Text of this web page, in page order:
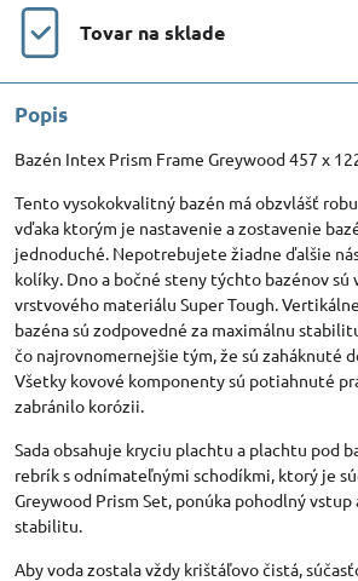
Tovar na sklade
Popis
Bazén Intex Prism Frame Greywood 457 x
Tento vysokokvalitný bazén má obzvlášť
vďaka ktorým je nastavenie a zostavenie
jednoduché. Nepotrebujete žiadne ďalšie
kolíky. Dno a bočné steny týchto bazénov sú
vrstvového materiálu Super Tough.
bazéna sú zodpovedné za maximálnu
čo najrovnomernejšie tým, že sú zaháknuté
Všetky kovové komponenty sú potiahnuté
zabránilo korózii.
Sada obsahuje kryciu plachtu a plachtu pod
rebrík s odnímateľnými schodíkmi, ktorý je
Greywood Prism Set, ponúka pohodlný vstup
stabilitu.
Aby voda zostala vždy krištáľovo čistá,